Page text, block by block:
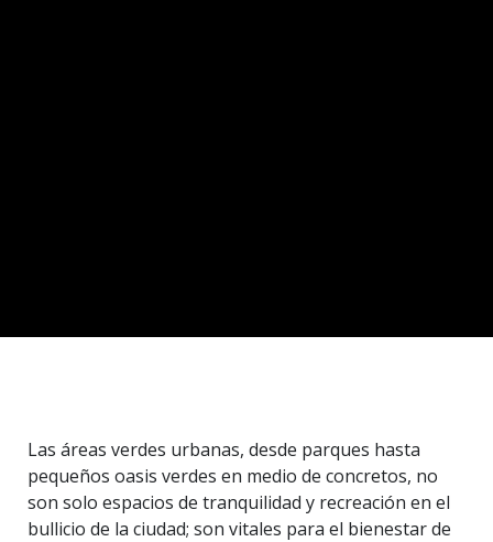
Las áreas verdes urbanas, desde parques hasta
pequeños oasis verdes en medio de concretos, no
son solo espacios de tranquilidad y recreación en el
bullicio de la ciudad; son vitales para el bienestar de